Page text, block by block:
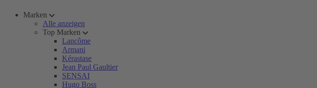
Marken
Alle anzeigen
Top Marken
Lancôme
Armani
Kérastase
Jean Paul Gaultier
SENSAI
Hugo Boss